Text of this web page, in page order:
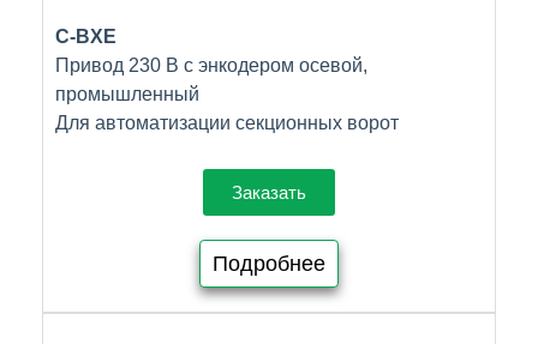
C-BXE
Привод 230 В с энкодером осевой,
промышленный
Для автоматизации секционных ворот
Заказать
Подробнее